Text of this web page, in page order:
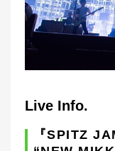
Live Info.
『SPITZ